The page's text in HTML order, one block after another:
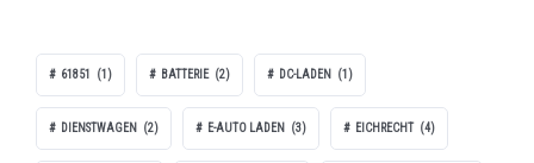
61851 (1) BATTERIE (2) DC-LADEN (1)
DIENSTWAGEN (2) E-AUTO LADEN (3) EICHRECHT (4)